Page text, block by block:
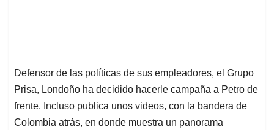
Defensor de las políticas de sus empleadores, el Grupo
Prisa, Londoño ha decidido hacerle campaña a Petro de
frente. Incluso publica unos videos, con la bandera de
Colombia atrás, en donde muestra un panorama